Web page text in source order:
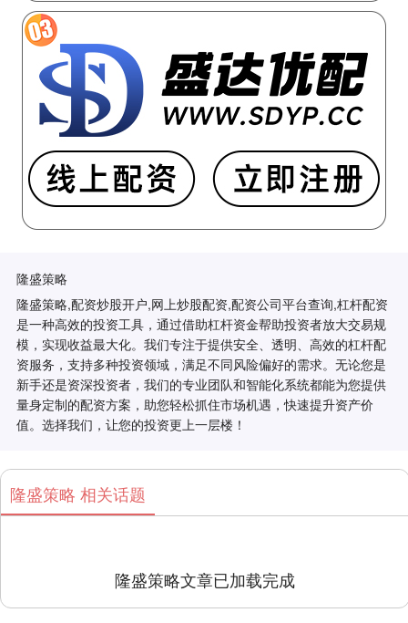
隆盛策略
隆盛策略,配资炒股开户,网上炒股配资,配资公司平台查询,杠杆配资
是一种高效的投资工具，通过借助杠杆资金帮助投资者放大交易规
模，实现收益最大化。我们专注于提供安全、透明、高效的杠杆配
资服务，支持多种投资领域，满足不同风险偏好的需求。无论您是
新手还是资深投资者，我们的专业团队和智能化系统都能为您提供
量身定制的配资方案，助您轻松抓住市场机遇，快速提升资产价
值。选择我们，让您的投资更上一层楼！
隆盛策略 相关话题
隆盛策略文章已加载完成